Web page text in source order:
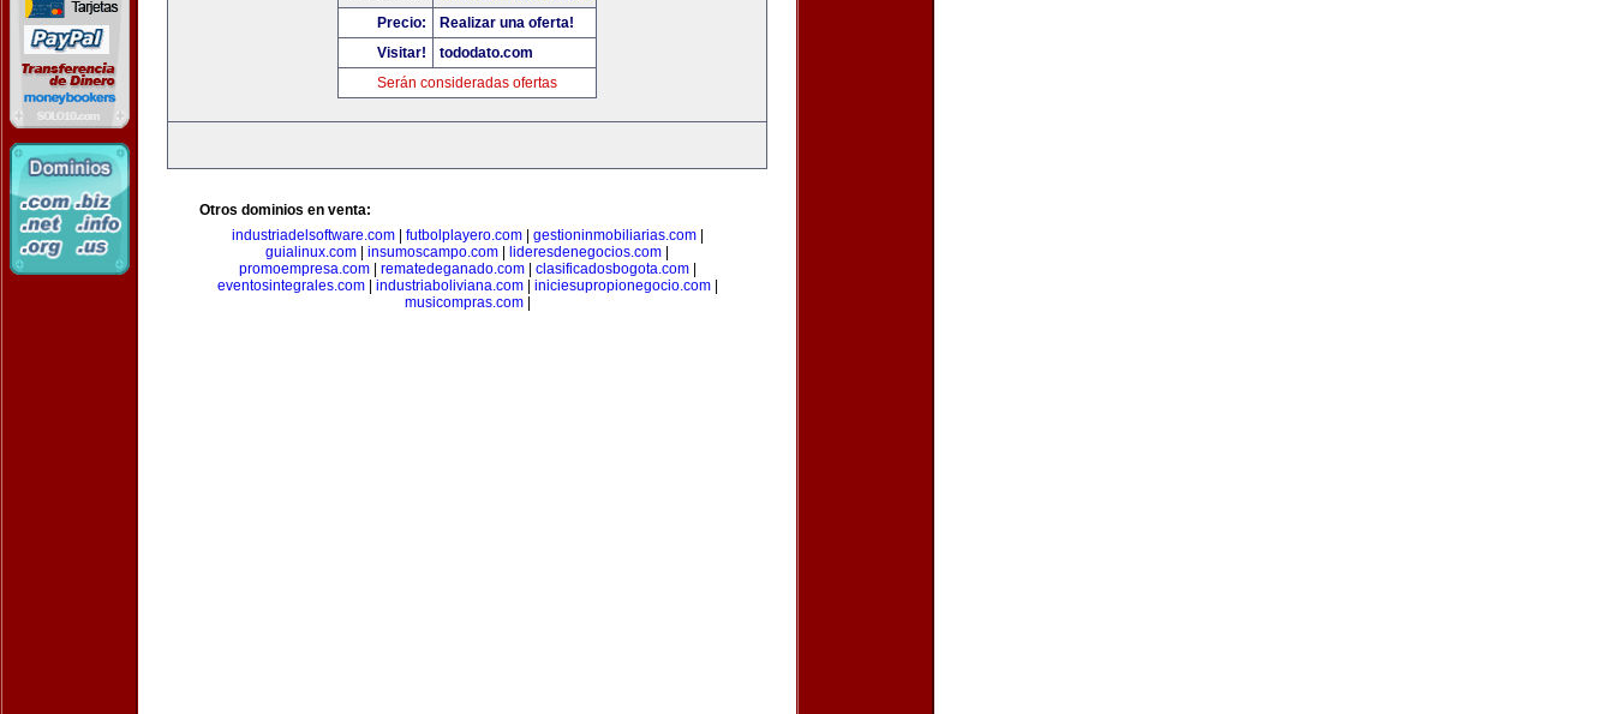
Precio:
Realizar una oferta!
Visitar!
tododato.com
Serán consideradas ofertas
Otros dominios en venta:
industriadelsoftware.com| futbolplayero.com| gestioninmobiliarias.com|
guialinux.com
insumoscampo.com lideresdenegocios.com
promoempresa.com| rematedeganado.com| clasificadosbogota.com|
eventosintegrales.com| industriaboliviana.com| iniciesupropionegocio.com|
musicompras.com|